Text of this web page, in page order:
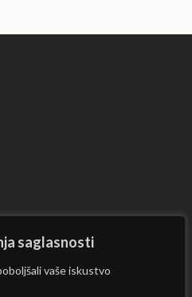
saglasnosti
vaše iskustvo